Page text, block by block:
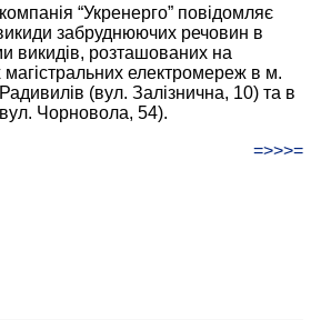
“Укренерго” повідомляє
забруднюючих речовин в
викидів, розташованих на
електромереж в м.
(вул. Залізнична, 10) та в
Чорновола, 54).
=>>>=